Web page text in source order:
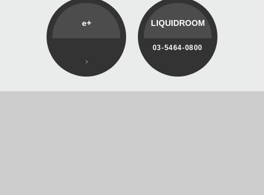
e+ LIQUIDROOM
03-5464-0800